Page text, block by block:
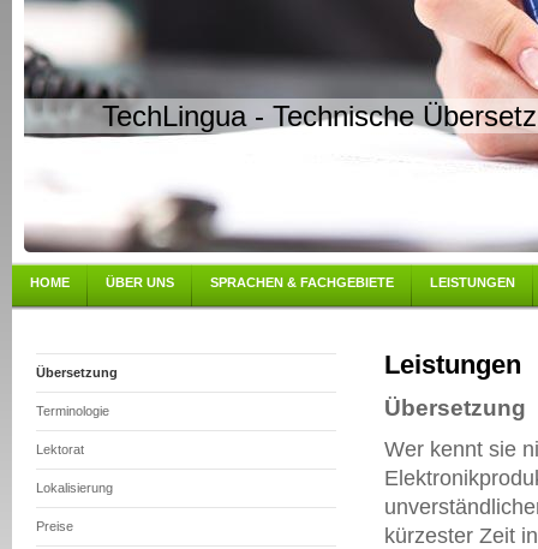
TechLingua - Technische
HOME ÜBER UNS SPRACHEN & FACHGEBIETE LEISTUNGEN
Übersetzung
Terminologie
Lektorat
Lokalisierung
Preise
Leistungen
Übersetzung
Wer kennt sie
kürzester Zeit